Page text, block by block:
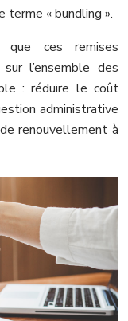
terme « bundling ».
que ces remises
l’ensemble des
: réduire le coût
administrative
renouvellement à